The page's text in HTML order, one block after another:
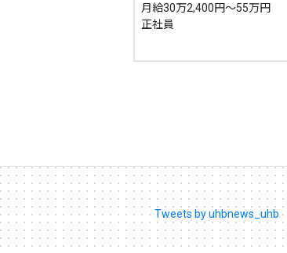
月給30万2,400円～55万円
正社員
Tweets by uhbnews_uhb